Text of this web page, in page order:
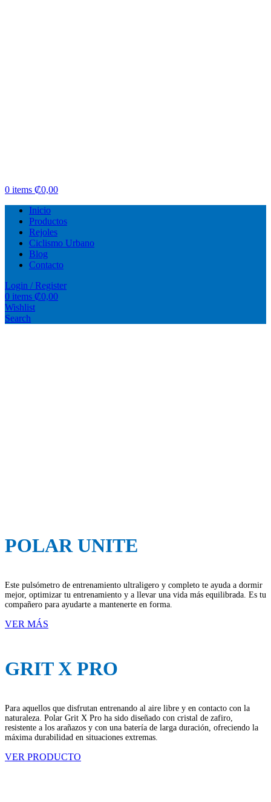
0 items ₡0,00
Inicio
Productos
Rejoles
Ciclismo Urbano
Blog
Contacto
Login / Register
0 items ₡0,00
Wishlist
Search
POLAR UNITE
Este pulsómetro de entrenamiento ultraligero y completo te ayuda a dormir
mejor, optimizar tu entrenamiento y a llevar una vida más equilibrada. Es tu
compañero para ayudarte a mantenerte en forma.
VER MÁS
GRIT X PRO
Para aquellos que disfrutan entrenando al aire libre y en contacto con la
naturaleza. Polar Grit X Pro ha sido diseñado con cristal de zafiro,
resistente a los arañazos y con una batería de larga duración, ofreciendo la
máxima durabilidad en situaciones extremas.
VER PRODUCTO